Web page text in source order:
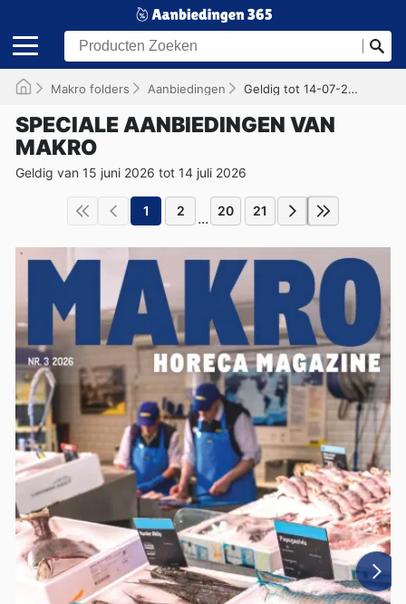
Makro folders Aanbiedingen Geldig tot 14-07-2026
SPECIALE AANBIEDINGEN VAN
MAKRO
Geldig van 15 juni 2026 tot 14 juli 2026
1 2 ... 20 21